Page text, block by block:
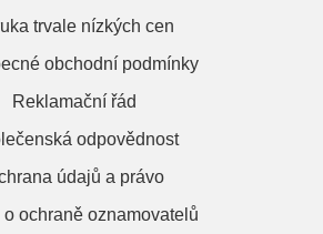
trvale nízkých cen
obchodní podmínky
Reklamační řád
odpovědnost
údajů a právo
o ochraně oznamovatelů